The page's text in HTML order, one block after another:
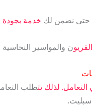
حتى نضمن لك خدمة بجودة
ن والمواسير النحاسية
لذلك تتطلب